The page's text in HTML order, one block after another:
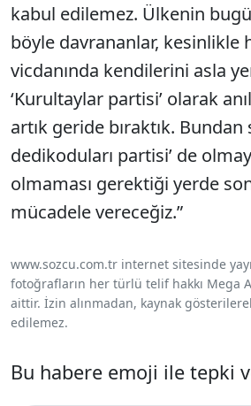
kabul edilemez. Ülkenin
böyle davrananlar, kesinlikle
vicdanında kendilerini asla
‘Kurultaylar partisi’ olarak
artık geride bıraktık.
dedikoduları partisi’ de
olmaması gerektiği yerde
mücadele vereceğiz.”
www.sozcu.com.tr internet sitesinde
fotoğrafların her türlü telif hakkı Mega
aittir. İzin alınmadan, kaynak
edilemez.
Bu habere emoji ile tepki